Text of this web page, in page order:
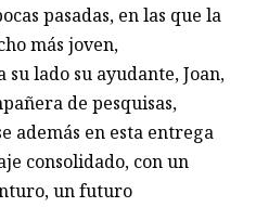
pasadas, en las que la
más joven,
su lado su ayudante, Joan,
de pesquisas,
además en esta entrega
consolidado, con un
un futuro